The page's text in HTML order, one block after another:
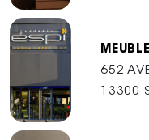
652
13300